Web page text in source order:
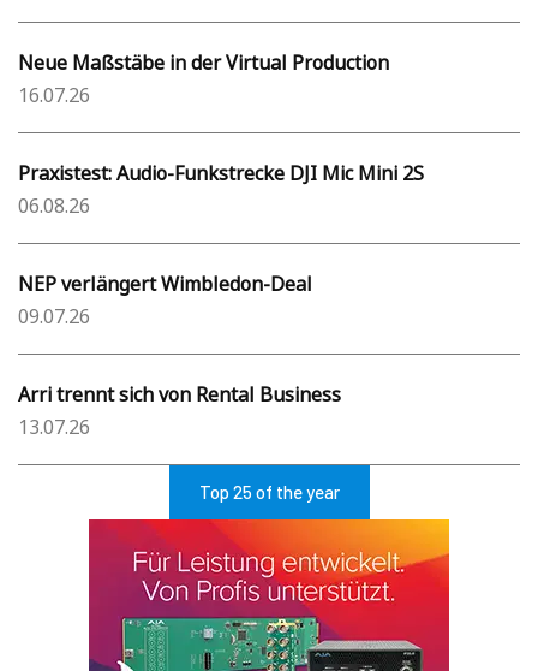
Neue Maßstäbe in der Virtual Production
16.07.26
Praxistest: Audio-Funkstrecke DJI Mic Mini 2S
06.08.26
NEP verlängert Wimbledon-Deal
09.07.26
Arri trennt sich von Rental Business
13.07.26
Top 25 of the year